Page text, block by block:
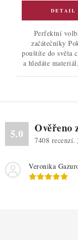
Perfektní
začátečníky
pouštíte do světa
a hledáte
5.0 Ověřeno
7408 recenzí.
Veronika